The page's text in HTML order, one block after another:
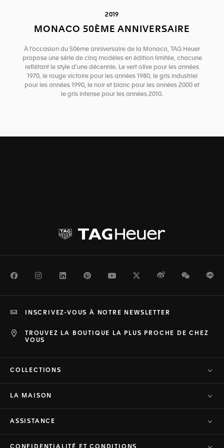
2019
MONACO 50ÈME ANNIVERSAIRE
À l’occasion du 50ème anniversaire de la Monaco, TAG Heuer
propose une série de cinq modèles en édition limitée, chacune
reflétant le style d’une décennie. Le vert olive pour les années
1970, le rouge victoire pour les années 1980, le gris industriel
pour les années 1990, le noir et blanc pour les années 2000 et
le gris intense pour les années 2010.
FacebookInstagramLinkedInPinterestYoutubeTwitterWeiboWeChat
TROUVEZ LA BOUTIQUE LA PLUS PROCHE DE CHEZ
VOUS
INSCRIVEZ-VOUS À NOTRE NEWSLETTER
COLLECTIONS
LA MAISON
ASSISTANCE